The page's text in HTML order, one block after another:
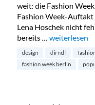
weit: die Fashion
Fashion Week-Auftakt
Lena Hoschek nicht
bereits … „Lena
weiterlesen
design dirndl
fashion week berlin